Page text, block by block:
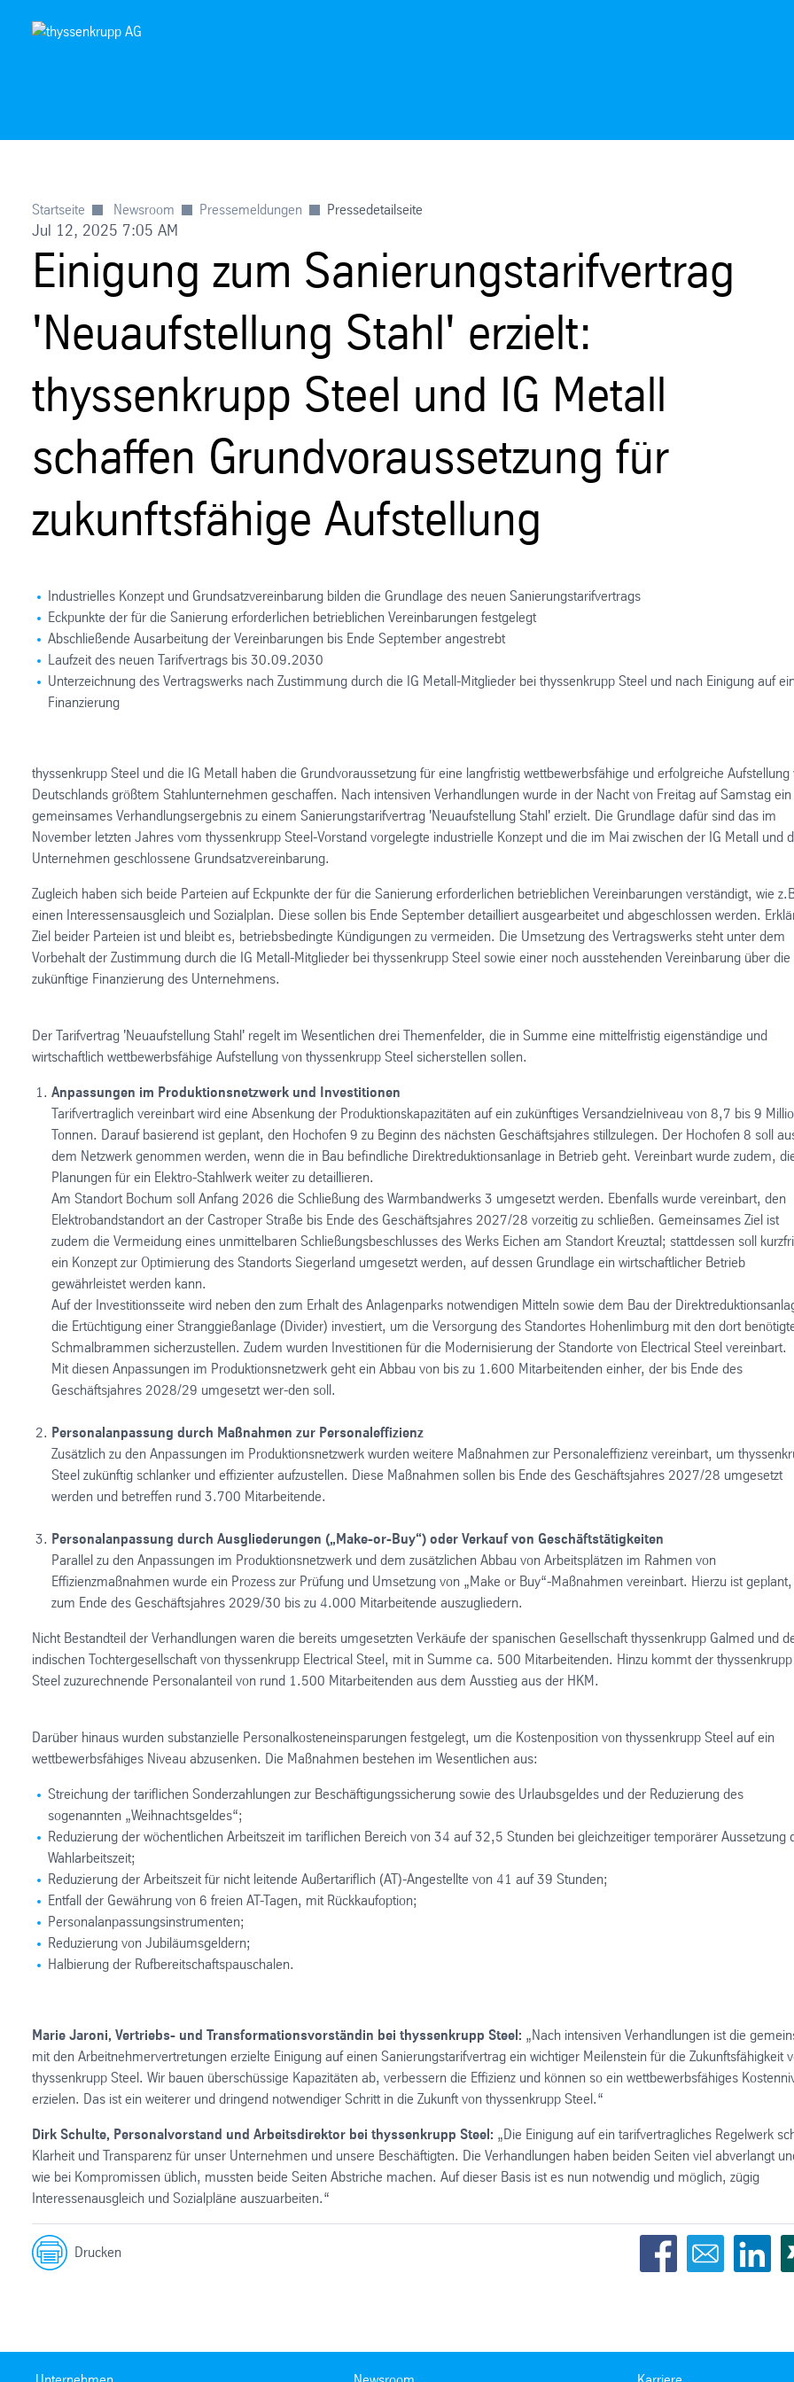
Startseite Newsroom Pressemeldungen Pressedetailseite
Jul 12, 2025 7:05 AM
Einigung zum Sanierungstarifvertrag
'Neuaufstellung Stahl' erzielt:
thyssenkrupp Steel und IG Metall
schaffen Grundvoraussetzung für
zukunftsfähige Aufstellung
Industrielles Konzept und Grundsatzvereinbarung bilden die Grundlage des neuen Sanierungstarifvertrags
Eckpunkte der für die Sanierung erforderlichen betrieblichen Vereinbarungen festgelegt
Abschließende Ausarbeitung der Vereinbarungen bis Ende September angestrebt
Laufzeit des neuen Tarifvertrags bis 30.09.2030
Unterzeichnung des Vertragswerks nach Zustimmung durch die IG Metall-Mitglieder bei thyssenkrupp Steel und nach Einigung auf
Finanzierung
thyssenkrupp Steel und die IG Metall haben die Grundvoraussetzung für eine langfristig wettbewerbsfähige und erfolgreiche Aufstellung
Deutschlands größtem Stahlunternehmen geschaffen. Nach intensiven Verhandlungen wurde in der Nacht von Freitag auf Samstag ein
gemeinsames Verhandlungsergebnis zu einem Sanierungstarifvertrag 'Neuaufstellung Stahl' erzielt. Die Grundlage dafür sind das im
November letzten Jahres vom thyssenkrupp Steel-Vorstand vorgelegte industrielle Konzept und die im Mai zwischen der IG Metall und
Unternehmen geschlossene Grundsatzvereinbarung.
Zugleich haben sich beide Parteien auf Eckpunkte der für die Sanierung erforderlichen betrieblichen Vereinbarungen verständigt, wie
einen Interessensausgleich und Sozialplan. Diese sollen bis Ende September detailliert ausgearbeitet und abgeschlossen werden.
Ziel beider Parteien ist und bleibt es, betriebsbedingte Kündigungen zu vermeiden. Die Umsetzung des Vertragswerks steht unter dem
Vorbehalt der Zustimmung durch die IG Metall-Mitglieder bei thyssenkrupp Steel sowie einer noch ausstehenden Vereinbarung über die
zukünftige Finanzierung des Unternehmens.
Der Tarifvertrag 'Neuaufstellung Stahl' regelt im Wesentlichen drei Themenfelder, die in Summe eine mittelfristig eigenständige und
wirtschaftlich wettbewerbsfähige Aufstellung von thyssenkrupp Steel sicherstellen sollen.
Anpassungen im Produktionsnetzwerk und Investitionen
Tarifvertraglich vereinbart wird eine Absenkung der Produktionskapazitäten auf ein zukünftiges Versandzielniveau von 8,7 bis 9
Tonnen. Darauf basierend ist geplant, den Hochofen 9 zu Beginn des nächsten Geschäftsjahres stillzulegen. Der Hochofen 8 soll
dem Netzwerk genommen werden, wenn die in Bau befindliche Direktreduktionsanlage in Betrieb geht. Vereinbart wurde zudem,
Planungen für ein Elektro-Stahlwerk weiter zu detaillieren.
Am Standort Bochum soll Anfang 2026 die Schließung des Warmbandwerks 3 umgesetzt werden. Ebenfalls wurde vereinbart, den
Elektrobandstandort an der Castroper Straße bis Ende des Geschäftsjahres 2027/28 vorzeitig zu schließen. Gemeinsames Ziel ist
zudem die Vermeidung eines unmittelbaren Schließungsbeschlusses des Werks Eichen am Standort Kreuztal; stattdessen soll
ein Konzept zur Optimierung des Standorts Siegerland umgesetzt werden, auf dessen Grundlage ein wirtschaftlicher Betrieb
gewährleistet werden kann.
Auf der Investitionsseite wird neben den zum Erhalt des Anlagenparks notwendigen Mitteln sowie dem Bau der
die Ertüchtigung einer Stranggießanlage (Divider) investiert, um die Versorgung des Standortes Hohenlimburg mit den dort
Schmalbrammen sicherzustellen. Zudem wurden Investitionen für die Modernisierung der Standorte von Electrical Steel vereinbart.
Mit diesen Anpassungen im Produktionsnetzwerk geht ein Abbau von bis zu 1.600 Mitarbeitenden einher, der bis Ende des
Geschäftsjahres 2028/29 umgesetzt wer-den soll.
Personalanpassung durch Maßnahmen zur Personaleffizienz
Zusätzlich zu den Anpassungen im Produktionsnetzwerk wurden weitere Maßnahmen zur Personaleffizienz vereinbart, um
Steel zukünftig schlanker und effizienter aufzustellen. Diese Maßnahmen sollen bis Ende des Geschäftsjahres 2027/28 umgesetzt
werden und betreffen rund 3.700 Mitarbeitende.
Personalanpassung durch Ausgliederungen („Make-or-Buy“) oder Verkauf von Geschäftstätigkeiten
Parallel zu den Anpassungen im Produktionsnetzwerk und dem zusätzlichen Abbau von Arbeitsplätzen im Rahmen von
Effizienzmaßnahmen wurde ein Prozess zur Prüfung und Umsetzung von „Make or Buy“-Maßnahmen vereinbart. Hierzu ist
zum Ende des Geschäftsjahres 2029/30 bis zu 4.000 Mitarbeitende auszugliedern.
Nicht Bestandteil der Verhandlungen waren die bereits umgesetzten Verkäufe der spanischen Gesellschaft thyssenkrupp Galmed und
indischen Tochtergesellschaft von thyssenkrupp Electrical Steel, mit in Summe ca. 500 Mitarbeitenden. Hinzu kommt der thyssenkrupp
Steel zuzurechnende Personalanteil von rund 1.500 Mitarbeitenden aus dem Ausstieg aus der HKM.
Darüber hinaus wurden substanzielle Personalkosteneinsparungen festgelegt, um die Kostenposition von thyssenkrupp Steel auf ein
wettbewerbsfähiges Niveau abzusenken. Die Maßnahmen bestehen im Wesentlichen aus:
Streichung der tariflichen Sonderzahlungen zur Beschäftigungssicherung sowie des Urlaubsgeldes und der Reduzierung des
sogenannten „Weihnachtsgeldes“;
Reduzierung der wöchentlichen Arbeitszeit im tariflichen Bereich von 34 auf 32,5 Stunden bei gleichzeitiger temporärer Aussetzung
Wahlarbeitszeit;
Reduzierung der Arbeitszeit für nicht leitende Außertariflich (AT)-Angestellte von 41 auf 39 Stunden;
Entfall der Gewährung von 6 freien AT-Tagen, mit Rückkaufoption;
Personalanpassungsinstrumenten;
Reduzierung von Jubiläumsgeldern;
Halbierung der Rufbereitschaftspauschalen.
Marie Jaroni, Vertriebs- und Transformationsvorständin bei thyssenkrupp Steel: „Nach intensiven Verhandlungen ist die
mit den Arbeitnehmervertretungen erzielte Einigung auf einen Sanierungstarifvertrag ein wichtiger Meilenstein für die Zukunftsfähigkeit
thyssenkrupp Steel. Wir bauen überschüssige Kapazitäten ab, verbessern die Effizienz und können so ein wettbewerbsfähiges
erzielen. Das ist ein weiterer und dringend notwendiger Schritt in die Zukunft von thyssenkrupp Steel.“
Dirk Schulte, Personalvorstand und Arbeitsdirektor bei thyssenkrupp Steel: „Die Einigung auf ein tarifvertragliches Regelwerk
Klarheit und Transparenz für unser Unternehmen und unsere Beschäftigten. Die Verhandlungen haben beiden Seiten viel abverlangt
wie bei Kompromissen üblich, mussten beide Seiten Abstriche machen. Auf dieser Basis ist es nun notwendig und möglich, zügig
Interessenausgleich und Sozialpläne auszuarbeiten.“
Drucken